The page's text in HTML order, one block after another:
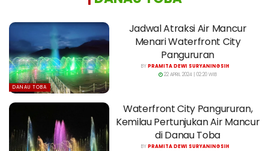
DANAU TOBA
Jadwal Atraksi Air Mancur
Menari Waterfront City
Pangururan
BYPRAMITA DEWI SURYANINGSIH
22 APRIL 2024 | 02:20 WIB
Waterfront City Pangururan,
Kemilau Pertunjukan Air Mancur
di Danau Toba
BYPRAMITA DEWI SURYANINGSIH